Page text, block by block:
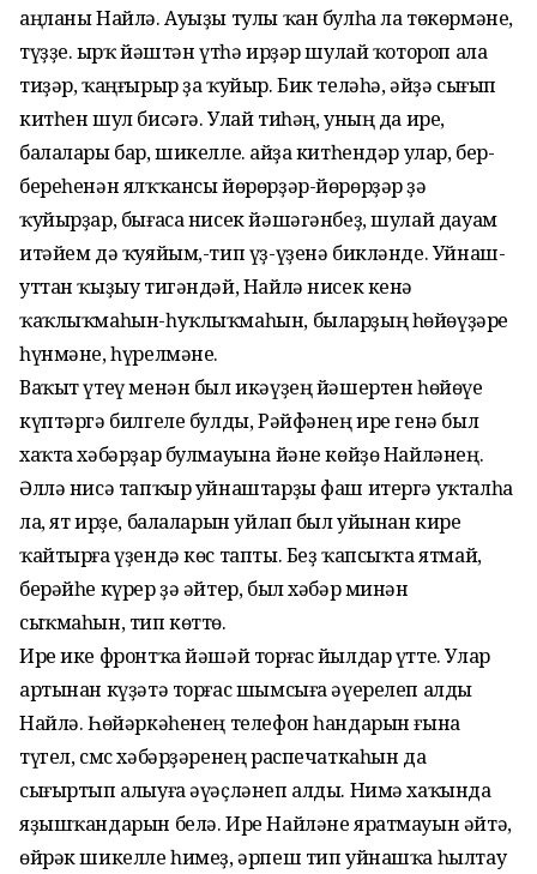
аңланы Найлә. Ауыҙы тулы ҡан булһа ла төкөрмәне,
түҙҙе. Ҡырҡ йәштән үтһә ирҙәр шулай ҡотороп ала
тиҙәр, ҡаңғырыр ҙа ҡуйыр. Бик теләһә, әйҙә сығып
китһен шул бисәгә. Улай тиһәң, уның да ире,
балалары бар, шикелле. Ҡайҙа китһендәр улар, бер-
береһенән ялҡҡансы йөрөрҙәр-йөрөрҙәр ҙә
ҡуйырҙар, бығаса нисек йәшәгәнбеҙ, шулай дауам
итәйем дә ҡуяйым,-тип үҙ-үҙенә бикләнде. Уйнаш-
уттан ҡыҙыу тигәндәй, Найлә нисек кенә
ҡаҡлыҡмаһын-һуҡлыҡмаһын, быларҙың һөйөүҙәре
һүнмәне, һүрелмәне.
Ваҡыт үтеү менән был икәүҙең йәшертен һөйөүе
күптәргә билгеле булды, Рәйфәнең ире генә был
хаҡта хәбәрҙар булмауына йәне көйҙө Найләнең.
Әллә нисә тапҡыр уйнаштарҙы фаш итергә уҡталһа
ла, ят ирҙе, балаларын уйлап был уйынан кире
ҡайтырға үҙендә көс тапты. Беҙ ҡапсыҡта ятмай,
берәйһе күрер ҙә әйтер, был хәбәр минән
сыҡмаһын, тип көттө.
Ире ике фронтҡа йәшәй торғас йылдар үтте. Улар
артынан күҙәтә торғас шымсыға әүерелеп алды
Найлә. Һөйәркәһенең телефон һандарын ғына
түгел, смс хәбәрҙәренең распечаткаһын да
сығыртып алыуға әүәҫләнеп алды. Нимә хаҡында
яҙышҡандарын белә. Ире Найләне яратмауын әйтә,
өйрәк шикелле һимеҙ, әрпеш тип уйнашҡа һылтау